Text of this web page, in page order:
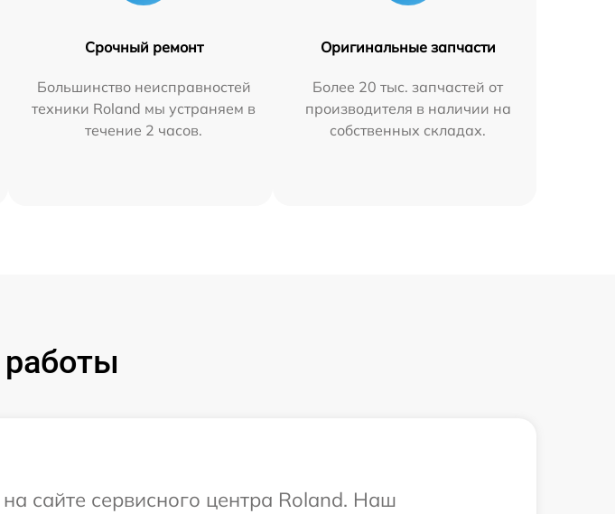
Срочный ремонт
Большинство неисправностей
техники Roland мы устраняем в
течение 2 часов.
Оригинальные запчасти
Более 20 тыс. запчастей от
производителя в наличии на
собственных складах.
сайте сервисного центра Roland. Наш